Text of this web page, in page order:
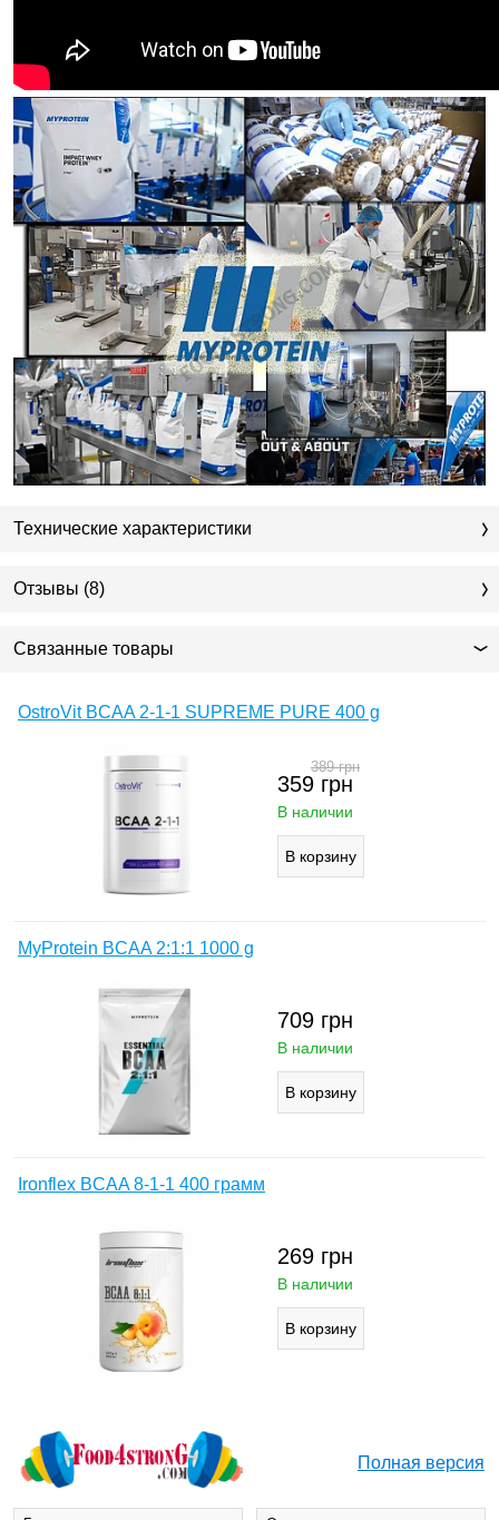
Технические характеристики
Отзывы (8)
Связанные товары
OstroVit BCAA 2-1-1 SUPREME PURE 400 g
359 грн
389грн
В наличии
MyProtein BCAA 2:1:1 1000 g
709 грн
В наличии
Ironflex BCAA 8-1-1 400 грамм
269 грн
В наличии
Полная версия